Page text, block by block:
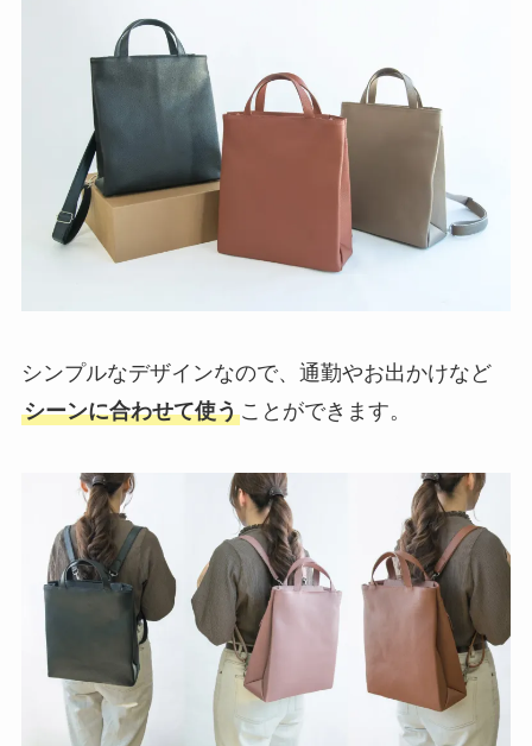
シンプルなデザインなので、通勤やお出かけなど
シーンに合わせて使うことができます。